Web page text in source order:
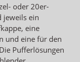
oder 20er-
jeweils ein
eine
und eine für den
Pufferlösungen